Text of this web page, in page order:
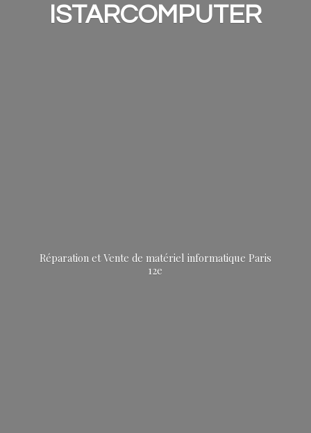
ISTARCOMPUTER
Réparation et Vente de matériel informatique Paris
12e